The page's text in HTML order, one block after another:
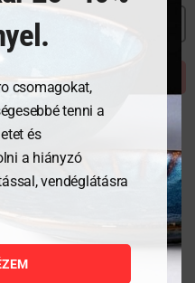
csomagokat,
tenni a
és
a hiányzó
vendéglátásra